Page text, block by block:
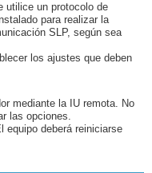
utilice un protocolo de
para realizar la
SLP, según sea
los ajustes que deben
mediante la IU remota. No
las opciones.
equipo deberá reiniciarse